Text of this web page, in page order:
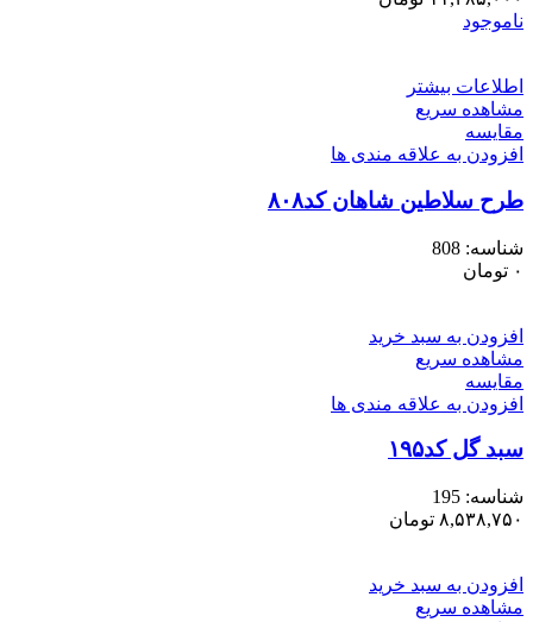
ناموجود
اطلاعات بیشتر
مشاهده سریع
مقایسه
افزودن به علاقه مندی ها
طرح سلاطین شاهان کد۸۰۸
شناسه: 808
۰ تومان
افزودن به سبد خرید
مشاهده سریع
مقایسه
افزودن به علاقه مندی ها
سبد گل کد۱۹۵
شناسه: 195
۸,۵۳۸,۷۵۰ تومان
افزودن به سبد خرید
مشاهده سریع